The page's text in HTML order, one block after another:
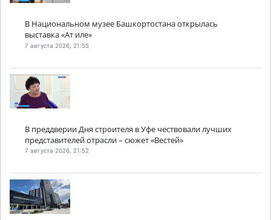
В Национальном музее Башкортостана открылась
выставка «Ат иле»
7 августа 2026, 21:55
В преддверии Дня строителя в Уфе чествовали лучших
представителей отрасли – сюжет «Вестей»
7 августа 2026, 21:52